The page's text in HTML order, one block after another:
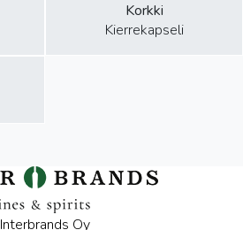
Korkki
Kierrekapseli
Interbrands Oy